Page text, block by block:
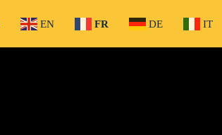
EN FR DE IT